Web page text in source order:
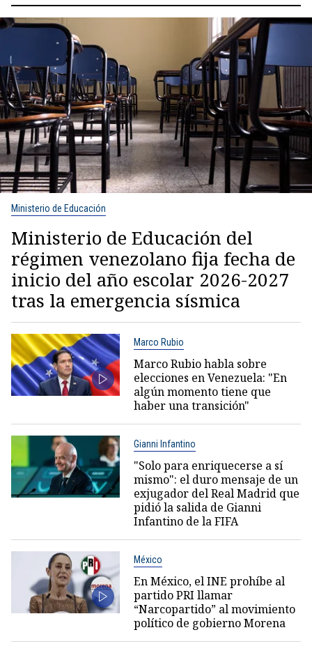
Ministerio de Educación
Ministerio de Educación del
régimen venezolano fija fecha de
inicio del año escolar 2026-2027
tras la emergencia sísmica
Marco Rubio
Marco Rubio habla sobre
elecciones en Venezuela: "En
algún momento tiene que
haber una transición"
Gianni Infantino
"Solo para enriquecerse a sí
mismo": el duro mensaje de un
exjugador del Real Madrid que
pidió la salida de Gianni
Infantino de la FIFA
México
En México, el INE prohíbe al
partido PRI llamar
“Narcopartido” al movimiento
político de gobierno Morena